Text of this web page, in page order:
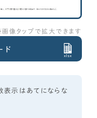
検索
ルミ樹脂複合サッシ
画像タップで拡大できます
ド
xlsx
表示はあてにならな